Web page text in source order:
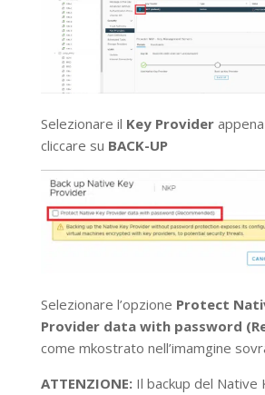
Selezionare il Key Provider
cliccare su BACK-UP
Selezionare l’opzione Protect
Provider data with password
come mkostrato nell’imamgine
ATTENZIONE:Il backup del Native